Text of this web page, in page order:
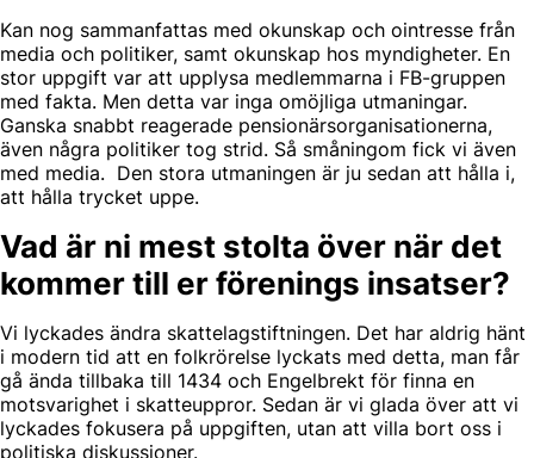
Kan nog sammanfattas med okunskap och ointresse från
media och politiker, samt okunskap hos myndigheter. En
stor uppgift var att upplysa medlemmarna i FB-gruppen
med fakta. Men detta var inga omöjliga utmaningar.
Ganska snabbt reagerade pensionärsorganisationerna,
även några politiker tog strid. Så småningom fick vi även
med media. Den stora utmaningen är ju sedan att hålla i,
att hålla trycket uppe.
Vad är ni mest stolta över när det
kommer till er förenings insatser?
Vi lyckades ändra skattelagstiftningen. Det har aldrig hänt
i modern tid att en folkrörelse lyckats med detta, man får
gå ända tillbaka till 1434 och Engelbrekt för finna en
motsvarighet i skatteuppror. Sedan är vi glada över att vi
lyckades fokusera på uppgiften, utan att villa bort oss i
politiska diskussioner.